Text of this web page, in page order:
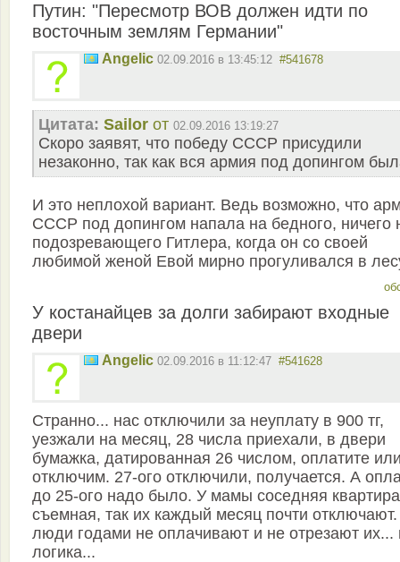
Путин: "Пересмотр ВОВ должен идти по
восточным землям Германии"
Angelic 02.09.2016 в 13:45:12 #541678
Цитата: Sailor от 02.09.2016 13:19:27
Скоро заявят, что победу СССР присудили
незаконно, так как вся армия под допингом
И это неплохой вариант. Ведь возможно, что
СССР под допингом напала на бедного, ничего
подозревающего Гитлера, когда он со своей
любимой женой Евой мирно прогуливался в
У костанайцев за долги забирают входные
двери
Angelic 02.09.2016 в 11:12:47 #541628
Странно... нас отключили за неуплату в 900 тг,
уезжали на месяц, 28 числа приехали, в двери
бумажка, датированная 26 числом, оплатите
отключим. 27-ого отключили, получается. А
до 25-ого надо было. У мамы соседняя квартира
съемная, так их каждый месяц почти
люди годами не оплачивают и не отрезают их...
логика...